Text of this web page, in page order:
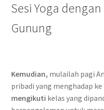
Sesi Yoga
Gunung
Kemudian, mulailah pagi
pribadi yang menghadap
mengikuti kelas yang